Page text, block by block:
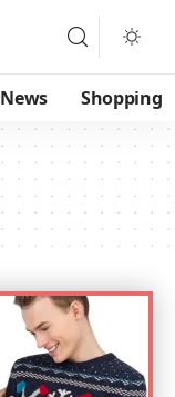
News Shopping